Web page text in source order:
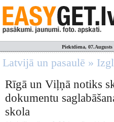
Piektdiena, 07.Augusts
Latvijā un pasaulē »
Rīgā un Viļņā notiks
dokumentu
skola